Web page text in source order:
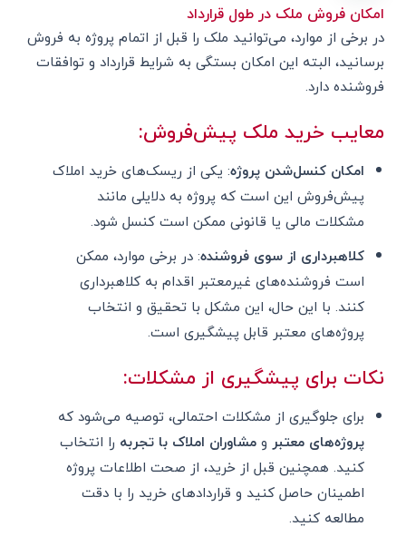
امکان فروش ملک در طول قرارداد
در برخی از موارد، می‌توانید ملک را قبل از اتمام پروژه به فروش
برسانید، البته این امکان بستگی به شرایط قرارداد و توافقات
فروشنده دارد.
معایب خرید ملک پیش‌فروش:
امکان کنسل‌شدن پروژه: یکی از ریسک‌های خرید املاک
پیش‌فروش این است که پروژه به دلایلی مانند
مشکلات مالی یا قانونی ممکن است کنسل شود.
کلاهبرداری از سوی فروشنده: در برخی موارد، ممکن
است فروشنده‌های غیرمعتبر اقدام به کلاهبرداری
کنند. با این حال، این مشکل با تحقیق و انتخاب
پروژه‌های معتبر قابل پیشگیری است.
نکات برای پیشگیری از مشکلات:
برای جلوگیری از مشکلات احتمالی، توصیه می‌شود که
پروژه‌های معتبرومشاوران املاک با تجربه را انتخاب
کنید. همچنین قبل از خرید، از صحت اطلاعات پروژه
اطمینان حاصل کنید و قراردادهای خرید را با دقت
مطالعه کنید.